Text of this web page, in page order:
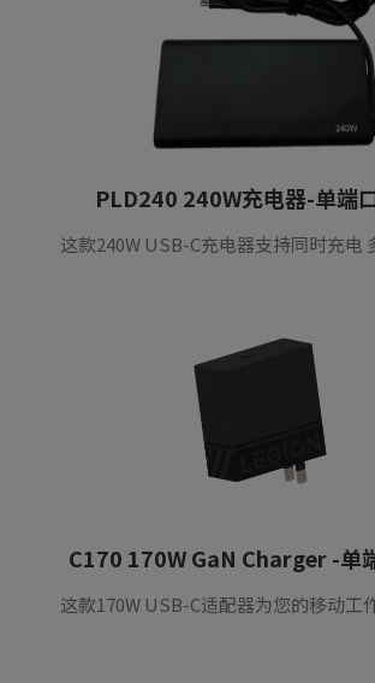
PLD240 240W充电器-单端
C170 170W GaN Charger -单